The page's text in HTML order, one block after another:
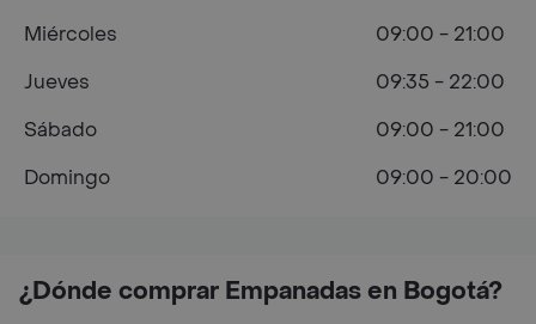
¿Dónde comprar Empanadas en Bogotá?
Miércoles
09:00 - 21:00
Jueves
09:35 - 22:00
Sábado
09:00 - 21:00
Domingo
09:00 - 20:00